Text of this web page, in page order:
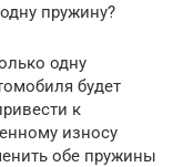
пружину?
одну
будет
к
износу
обе пружины